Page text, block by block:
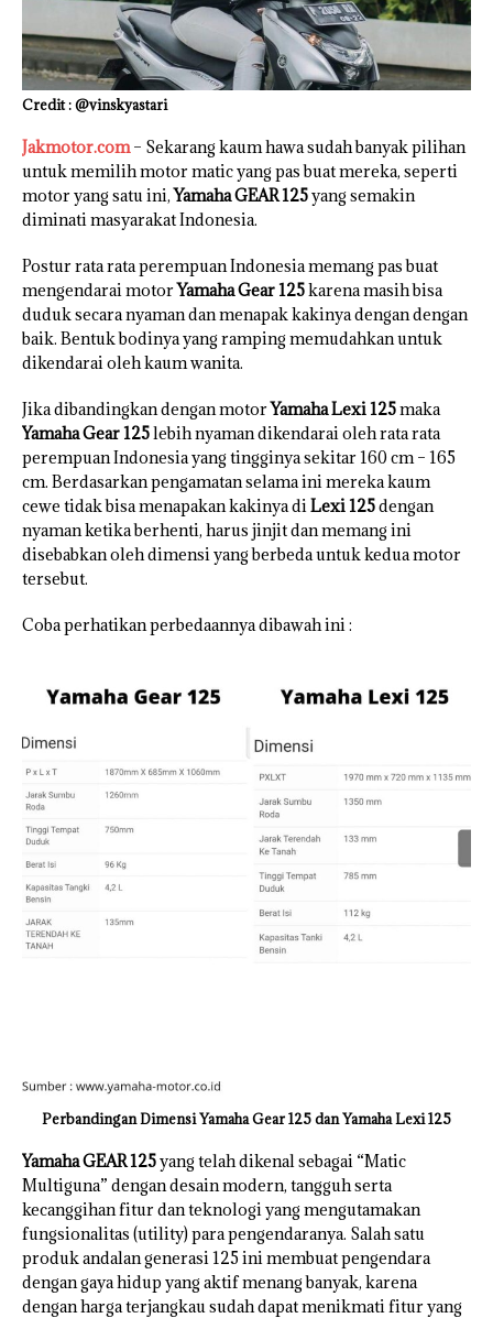
Credit : @vinskyastari
Jakmotor.com– Sekarang kaum hawa sudah banyak pilihan
untuk memilih motor matic yang pas buat mereka, seperti
motor yang satu ini,Yamaha GEAR 125yang semakin
diminati masyarakat Indonesia.
Postur rata rata perempuan Indonesia memang pas buat
mengendarai motorYamaha Gear 125karena masih bisa
duduk secara nyaman dan menapak kakinya dengan dengan
baik. Bentuk bodinya yang ramping memudahkan untuk
dikendarai oleh kaum wanita.
Jika dibandingkan dengan motorYamaha Lexi 125maka
Yamaha Gear 125lebih nyaman dikendarai oleh rata rata
perempuan Indonesia yang tingginya sekitar 160 cm – 165
cm. Berdasarkan pengamatan selama ini mereka kaum
cewe tidak bisa menapakan kakinya diLexi 125dengan
nyaman ketika berhenti, harus jinjit dan memang ini
disebabkan oleh dimensi yang berbeda untuk kedua motor
tersebut.
Coba perhatikan perbedaannya dibawah ini :
Perbandingan Dimensi Yamaha Gear 125 dan Yamaha Lexi 125
Yamaha GEAR 125yang telah dikenal sebagai “Matic
Multiguna” dengan desain modern, tangguh serta
kecanggihan fitur dan teknologi yang mengutamakan
fungsionalitas (utility) para pengendaranya. Salah satu
produk andalan generasi 125 ini membuat pengendara
dengan gaya hidup yang aktif menang banyak, karena
dengan harga terjangkau sudah dapat menikmati fitur yang